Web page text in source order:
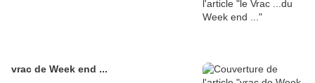
vrac de Week end ...